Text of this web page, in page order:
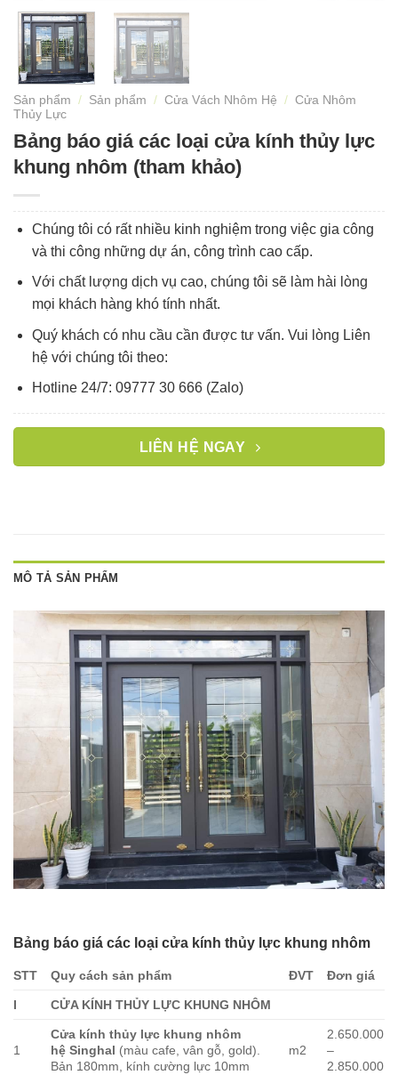
Sản phẩm / Sản phẩm / Cửa Vách Nhôm Hệ / Cửa Nhôm
Thủy Lực
Bảng báo giá các loại cửa kính thủy lực
khung nhôm (tham khảo)
Chúng tôi có rất nhiều kinh nghiệm trong việc gia công
và thi công những dự án, công trình cao cấp.
Với chất lượng dịch vụ cao, chúng tôi sẽ làm hài lòng
mọi khách hàng khó tính nhất.
Quý khách có nhu cầu cần được tư vấn. Vui lòng Liên
hệ với chúng tôi theo:
Hotline 24/7: 09777 30 666 (Zalo)
LIÊN HỆ NGAY
MÔ TẢ SẢN PHẨM
Bảng báo giá các loại cửa kính thủy lực khung nhôm
STT Quy cách sản phẩm ĐVT Đơn giá
I CỬA KÍNH THỦY LỰC KHUNG NHÔM
1
Cửa kính thủy lực khung nhôm
hệ Singhal (màu cafe, vân gỗ, gold).
Bản 180mm, kính cường lực 10mm
m2
2.650.000
–
2.850.000